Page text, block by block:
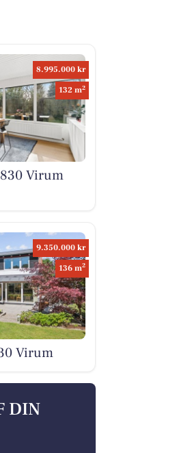
8.995.000 kr
132 m2
Virum
9.350.000 kr
136 m2
Virum
DIN